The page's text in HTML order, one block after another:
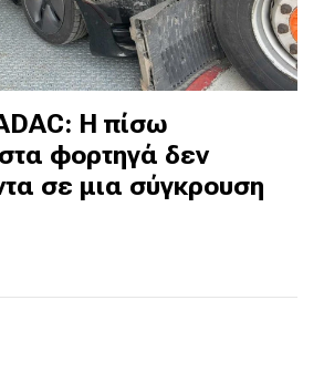
Η πίσω
φορτηγά δεν
σε μια σύγκρουση